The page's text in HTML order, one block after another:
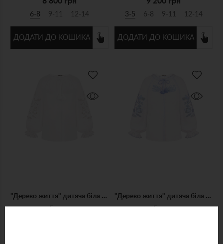
6-8 9-11 12-14
ДОДАТИ ДО КОШИКА
3-5 6-8 9-11 12-14
ДОДАТИ ДО КОШИКА
"Дерево життя" дитяча біла блуза
"Дерево життя" дитяча біла блуза з блакитною вишивкою